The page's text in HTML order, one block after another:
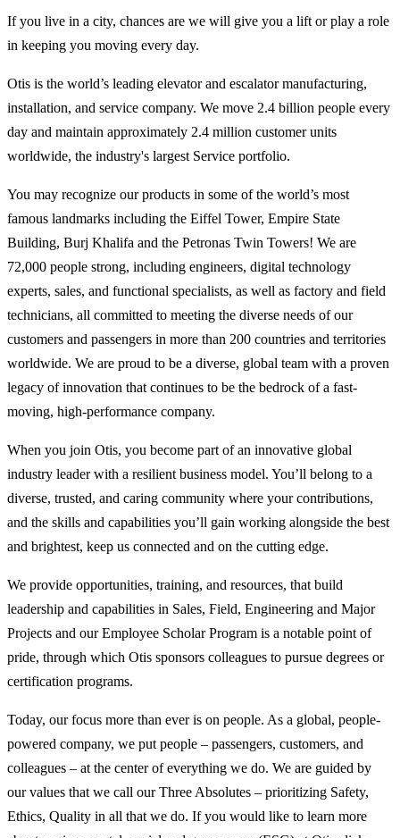
If you live in a city, chances are we will give you a lift or play a role
in keeping you moving every day.
Otis is the world’s leading elevator and escalator manufacturing,
installation, and service company. We move 2.4 billion people every
day and maintain approximately 2.4 million customer units
worldwide, the industry's largest Service portfolio.
You may recognize our products in some of the world’s most
famous landmarks including the Eiffel Tower, Empire State
Building, Burj Khalifa and the Petronas Twin Towers! We are
72,000 people strong, including engineers, digital technology
experts, sales, and functional specialists, as well as factory and field
technicians, all committed to meeting the diverse needs of our
customers and passengers in more than 200 countries and territories
worldwide. We are proud to be a diverse, global team with a proven
legacy of innovation that continues to be the bedrock of a fast-
moving, high-performance company.
When you join Otis, you become part of an innovative global
industry leader with a resilient business model. You’ll belong to a
diverse, trusted, and caring community where your contributions,
and the skills and capabilities you’ll gain working alongside the best
and brightest, keep us connected and on the cutting edge.
We provide opportunities, training, and resources, that build
leadership and capabilities in Sales, Field, Engineering and Major
Projects and our Employee Scholar Program is a notable point of
pride, through which Otis sponsors colleagues to pursue degrees or
certification programs.
Today, our focus more than ever is on people. As a global, people-
powered company, we put people – passengers, customers, and
colleagues – at the center of everything we do. We are guided by
our values that we call our Three Absolutes – prioritizing Safety,
Ethics, Quality in all that we do. If you would like to learn more